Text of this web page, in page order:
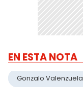
EN ESTA NOTA
Gonzalo Valenzuela